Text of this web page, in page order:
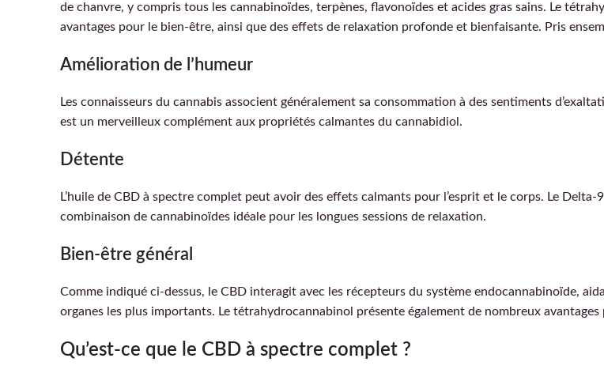
de chanvre, y compris tous les cannabinoïdes, terpènes, flavonoïdes et acides gras sains. Le
avantages pour le bien-être, ainsi que des effets de relaxation profonde et bienfaisante. Pris
Amélioration de l’humeur
Les connaisseurs du cannabis associent généralement sa consommation à des sentiments
est un merveilleux complément aux propriétés calmantes du cannabidiol.
Détente
L’huile de CBD à spectre complet peut avoir des effets calmants pour l’esprit et le corps. Le
combinaison de cannabinoïdes idéale pour les longues sessions de relaxation.
Bien-être général
Comme indiqué ci-dessus, le CBD interagit avec les récepteurs du système endocannabinoïde,
organes les plus importants. Le tétrahydrocannabinol présente également de nombreux
Qu’est-ce que le CBD à spectre complet ?